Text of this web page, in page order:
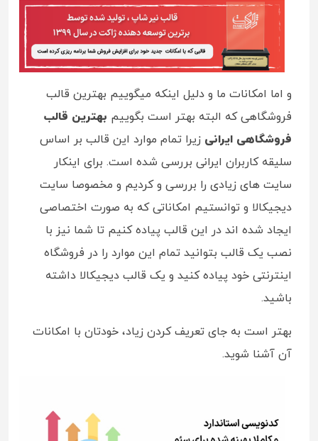
و اما امکانات ما و دلیل اینکه میگوییم بهترین قالب
فروشگاهی که البته بهتر است بگوییم بهترین قالب
فروشگاهی ایرانی زیرا تمام موارد این قالب بر اساس
سلیقه کاربران ایرانی بررسی شده است. برای اینکار
سایت های زیادی را بررسی و کردیم و مخصوصا سایت
دیجیکالا و توانستیم امکاناتی که به صورت اختصاصی
ایجاد شده اند در این قالب پیاده کنیم تا شما نیز با
نصب یک قالب بتوانید تمام این موارد را در فروشگاه
اینترنتی خود پیاده کنید و یک قالب دیجیکالا داشته
باشید.
بهتر است به جای تعریف کردن زیاد، خودتان با امکانات
آن آشنا شوید.